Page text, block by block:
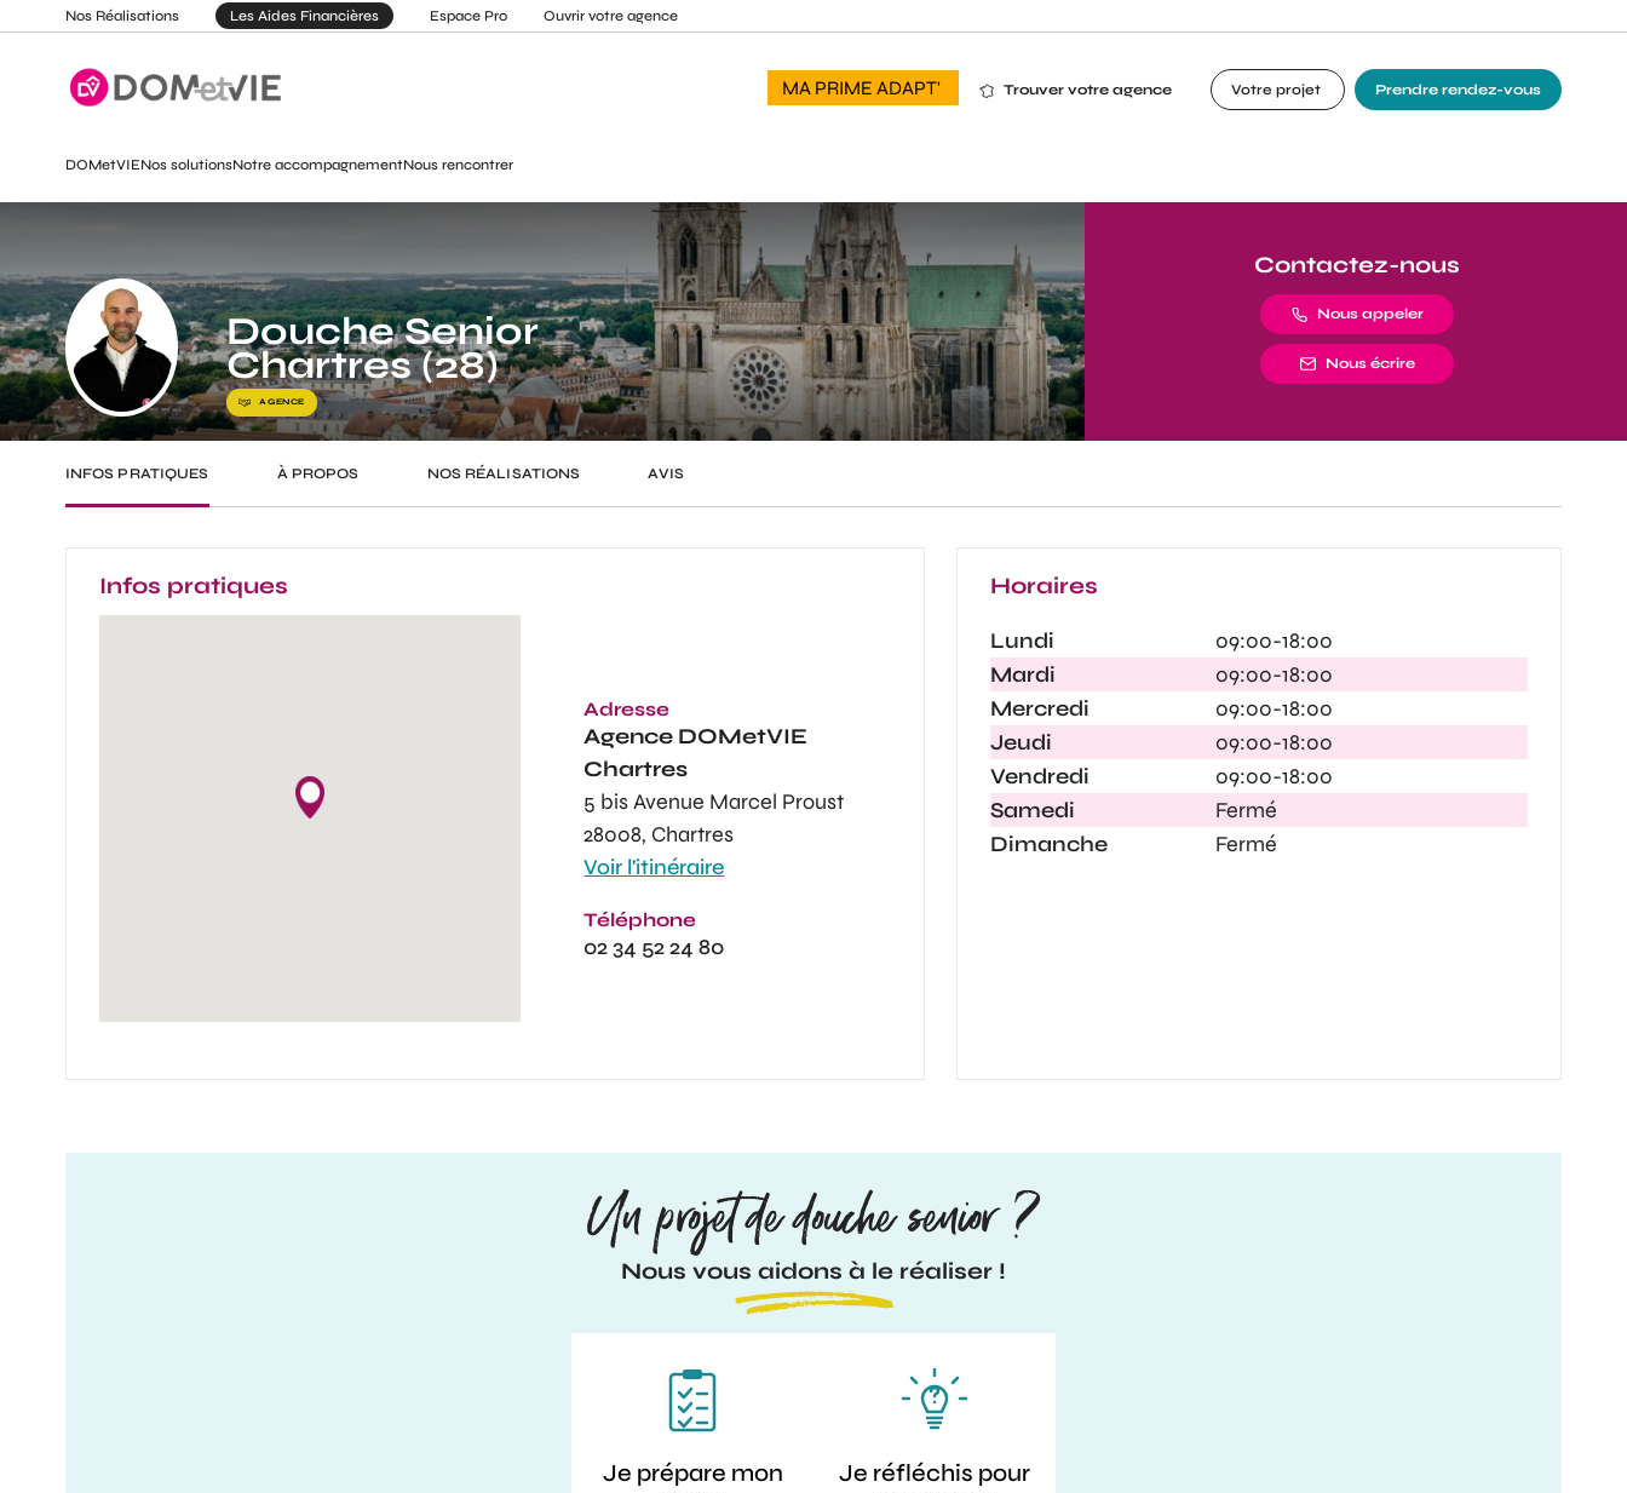
Nos Réalisations Les Aides Financières Espace Pro Ouvrir votre agence
MA PRIME ADAPT' Trouver votre agence Votre projet Prendre rendez-vous
DOMetVIENos solutionsNotre accompagnementNous rencontrer
Douche Senior
Chartres (28)
AGENCE
Contactez-nous
Nous appeler
Nous écrire
INFOS PRATIQUES À PROPOS NOS RÉALISATIONS AVIS
Infos pratiques
Adresse
Agence DOMetVIE
Chartres
5 bis Avenue Marcel Proust
28008, Chartres
Voir l'itinéraire
Téléphone
02 34 52 24 80
Horaires
Lundi
09:00-18:00
Mardi
09:00-18:00
Mercredi
09:00-18:00
Jeudi
09:00-18:00
Vendredi
09:00-18:00
Samedi
Fermé
Dimanche
Fermé
Un projet de douche senior ?
Nous vous aidons à le réaliser !
Je prépare mon
Je réfléchis pour